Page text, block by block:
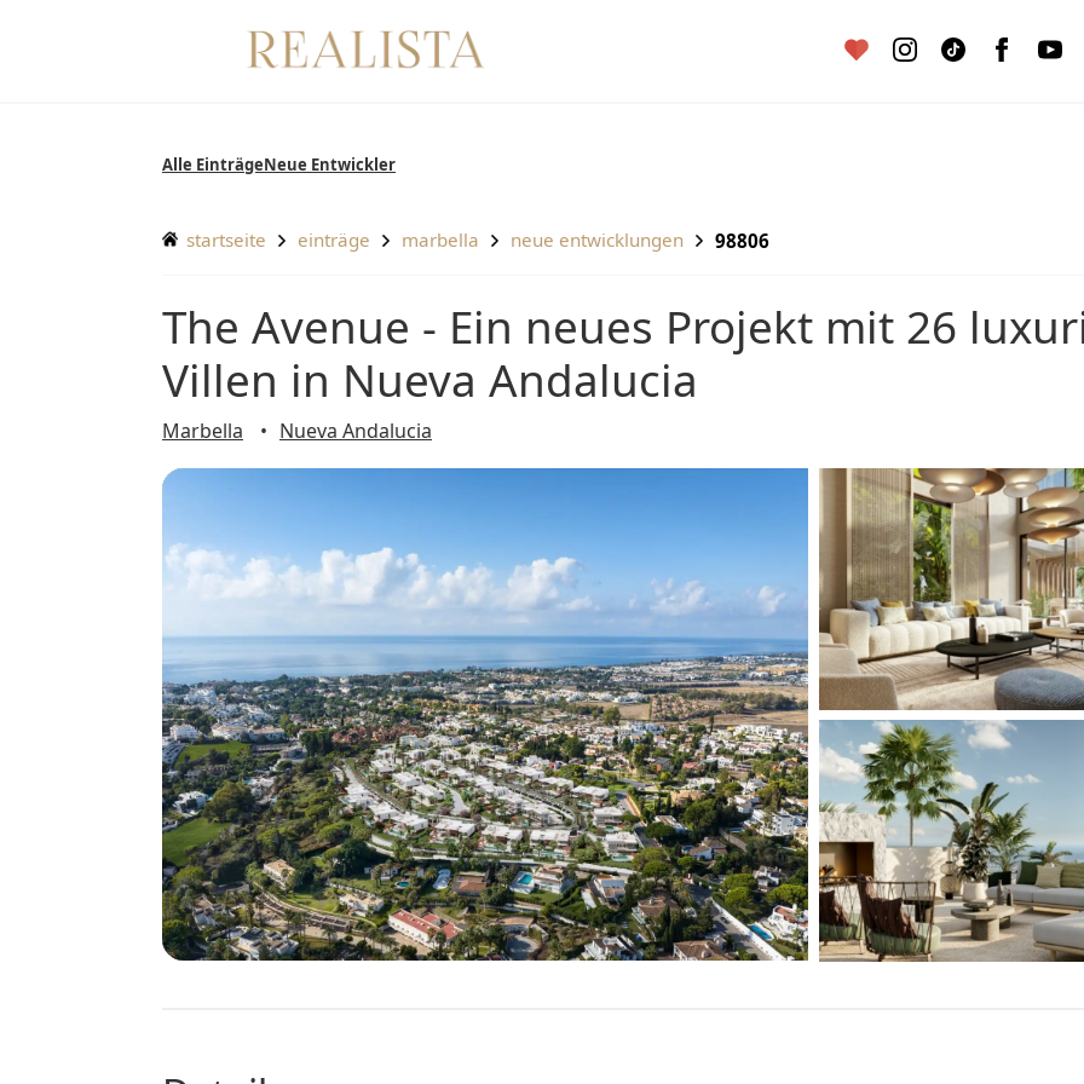
Alle Einträge Neue Entwickler
startseite einträge marbella neue entwicklungen 98806
The Avenue - Ein neues Projekt mit 26 luxuriösen
Villen in Nueva Andalucia
Marbella Nueva Andalucia